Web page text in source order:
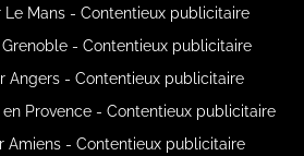
Le Mans - Contentieux publicitaire
- Contentieux publicitaire
Angers - Contentieux publicitaire
en Provence - Contentieux publicitaire
Amiens - Contentieux publicitaire